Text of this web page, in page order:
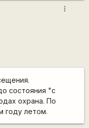
more_vert
состояния "с
охрана. По
году летом.